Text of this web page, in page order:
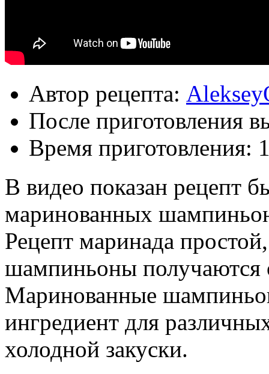
Автор рецепта:
После приготовления
Время приготовления:
В видео показан рецепт
маринованных
Рецепт маринада
шампиньоны получаются
Маринованные
ингредиент для
холодной закуски.